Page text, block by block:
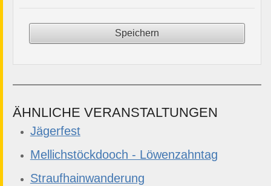
ÄHNLICHE VERANSTALTUNGEN
Jägerfest
Mellichstöckdooch - Löwenzahntag
Straufhainwanderung